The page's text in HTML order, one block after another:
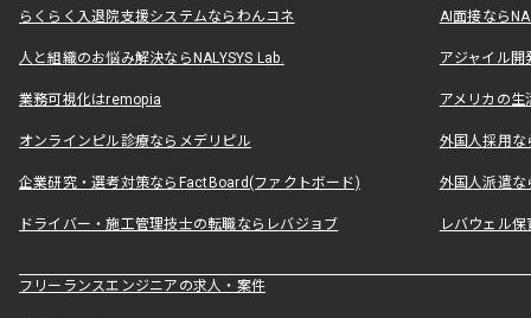
らくらく入退院支援システムならわんコネ AI面接なら
人と組織のお悩み解決ならNALYSYS Lab. アジャイル
業務可視化はremopia アメリカの
オンラインピル診療ならメデリピル 外国人採用
企業研究・選考対策ならFactBoard(ファクトボード) 外国人派遣な
ドライバー・施工管理技士の転職ならレバジョブ レバウェル
フリーランスエンジニアの求人・案件